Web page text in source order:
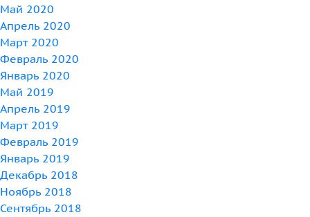
Май 2020
Апрель 2020
Март 2020
Февраль 2020
Январь 2020
Май 2019
Апрель 2019
Март 2019
Февраль 2019
Январь 2019
Декабрь 2018
Ноябрь 2018
Сентябрь 2018